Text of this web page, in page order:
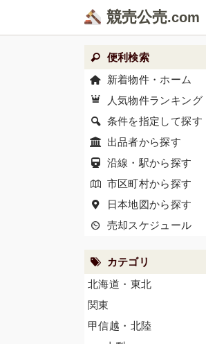
競売公売
便利検索
新着物件・ホーム
人気物件ランキング
条件を指定して探す
出品者から探す
沿線・駅から探す
市区町村から探す
日本地図から探す
売却スケジュール
カテゴリ
北海道・東北
関東
甲信越・北陸